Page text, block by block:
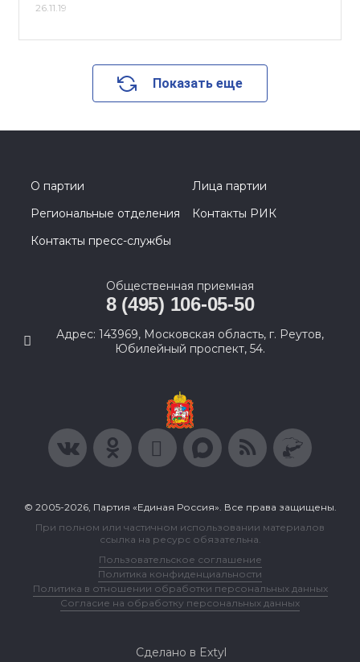
26.11.19
Показать еще
О партии
Лица партии
Региональные отделения
Контакты РИК
Контакты пресс-службы
Общественная приемная
8 (495) 106-05-50
Адрес: 143969, Московская область, г. Реутов,
Юбилейный проспект, 54.
© 2005-2026, Партия «Единая Россия». Все права защищены.
При полном или частичном использовании материалов
ссылка на ресурс обязательна.
Пользовательское соглашение
Политика конфиденциальности
Политика в отношении обработки персональных данных
Согласие на обработку персональных данных
Сделано в Extyl